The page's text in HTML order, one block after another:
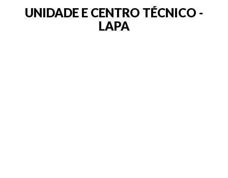
UNIDADE E CENTRO TÉCNICO -
LAPA